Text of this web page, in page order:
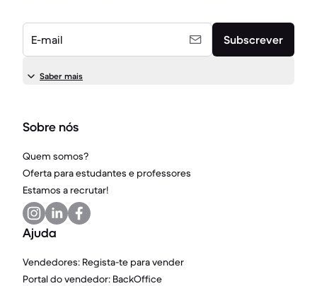
E-mail Subscrever
Saber mais
Sobre nós
Quem somos?
Oferta para estudantes e professores
Estamos a recrutar!
Ajuda
Vendedores: Regista-te para vender
Portal do vendedor: BackOffice